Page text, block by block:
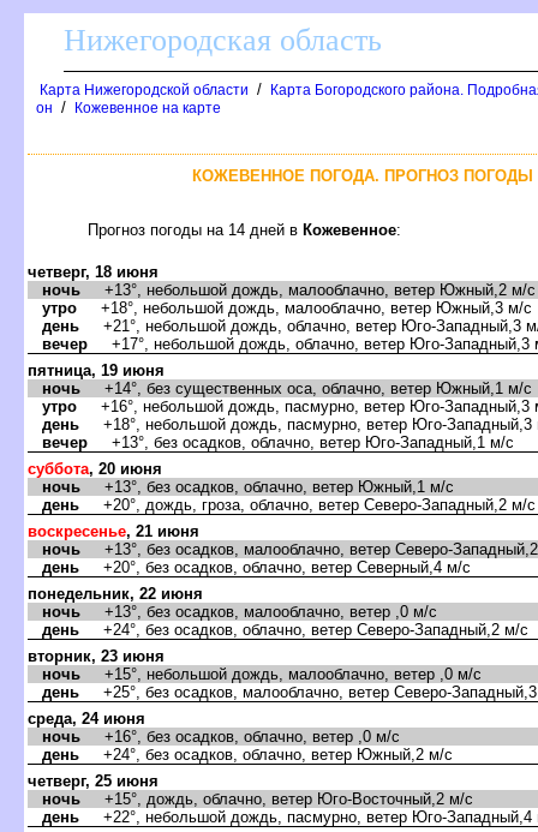
Нижегородская область
Карта Нижегородской области /
Карта Богородского района.
он / Кожевенное на карте
КОЖЕВЕННОЕ ПОГОДА. ПРОГНОЗ
Прогноз погоды на 14 дней Кожевенное:
четверг, 18 июня
ночь +13°, небольшой дождь, малооблачно, ветер Южный,2 м/с
утро +18°, небольшой дождь, малооблачно, ветер Южный,3 м/с
день +21°, небольшой дождь, облачно, ветер Юго-Западный,3
ечер +17°, небольшой дождь, облачно, ветер Юго-Западный,3
пятница, 19 июня
ночь +14°, без существенных оса, облачно, ветер Южный,1 м/с
утро +16°, небольшой дождь, пасмурно, ветер Юго-Западный,3
день +18°, небольшой дождь, пасмурно, ветер Юго-Западный,3
ечер +13°, без осадков, облачно, ветер Юго-Западный,1 м/с
суббота, 20 июня
ночь +13°, без осадков, облачно, ветер Южный,1 м/с
день +20°, дождь, гроза, облачно, ветер Северо-Западный,2 м/с
оскресенье, 21 июня
ночь +13°, без осадков, малооблачно, ветер Северо-
день +20°, без осадков, облачно, ветер Северный,4 м/с
понедельник, 22 июня
ночь +13°, без осадков, малооблачно, ветер ,0 м/с
день +24°, без осадков, облачно, ветер Северо-Западный,2 м/с
торник, 23 июня
ночь +15°, небольшой дождь, малооблачно, ветер ,0 м/с
день +25°, без осадков, малооблачно, ветер Северо-
среда, 24 июня
ночь +16°, без осадков, облачно, ветер ,0 м/с
день +24°, без осадков, облачно, ветер Южный,2 м/с
четверг, 25 июня
ночь +15°, дождь, облачно, ветер Юго-Восточный,2 м/с
день +22°, небольшой дождь, пасмурно, ветер Юго-Западный,4